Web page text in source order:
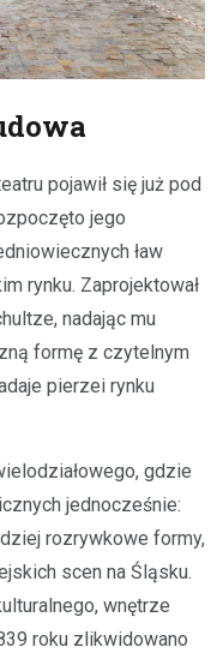
pojawił się już pod
jego
ław
rynku. Zaprojektował
nadając mu
formę z czytelnym
pierzei rynku
gdzie
jednocześnie:
rozrywkowe formy,
scen na Śląsku.
wnętrze
roku zlikwidowano